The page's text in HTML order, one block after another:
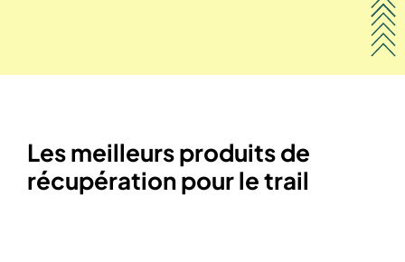
Les meilleurs produits de
récupération pour le trail